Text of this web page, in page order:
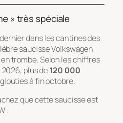
» très spéciale
dans les cantines des
saucisse Volkswagen
trombe. Selon les chiffres
plus de120 000
à fin octobre.
que cette saucisse est
: